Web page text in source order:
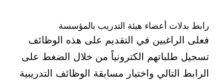
رابط بدلات أعضاء هيئة التدريب بالمؤسسة
فعلى الراغبين في التقديم على هذه الوظائف
تسجيل طلباتهم الكترونياً من خلال الضغط على
الرابط التالي واختيار مسابقة الوظائف التدريبية